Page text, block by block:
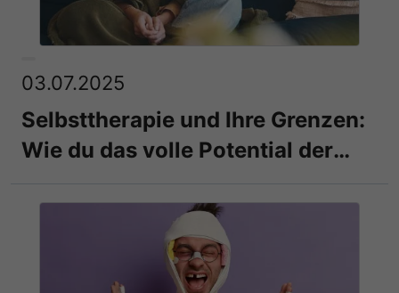
03.07.2025
Selbsttherapie und Ihre Grenzen:
Wie du das volle Potential der